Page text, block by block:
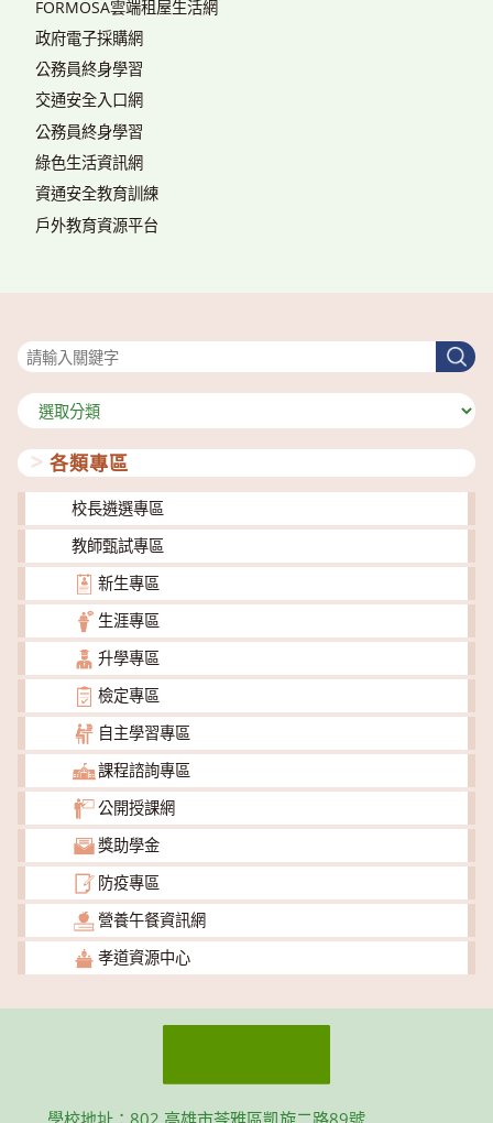
FORMOSA雲端租屋生活網
政府電子採購網
公務員終身學習
交通安全入口網
公務員終身學習
綠色生活資訊網
資通安全教育訓練
戶外教育資源平台
搜
尋
分
類
各類專區
校長遴選專區
教師甄試專區
新生專區
生涯專區
升學專區
檢定專區
自主學習專區
課程諮詢專區
公開授課網
獎助學金
防疫專區
營養午餐資訊網
孝道資源中心